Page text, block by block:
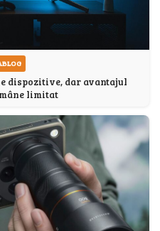
dispozitive, dar avantajul
limitat